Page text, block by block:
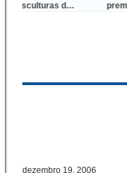
de
premiado
dezembro 19, 2006